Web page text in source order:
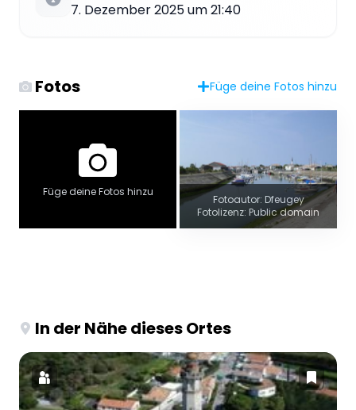
7. Dezember 2025 um 21:40
Fotos Füge deine Fotos hinzu
Füge deine Fotos hinzu
Fotoautor: Dfeugey
Fotolizenz: Public domain
In der Nähe dieses Ortes